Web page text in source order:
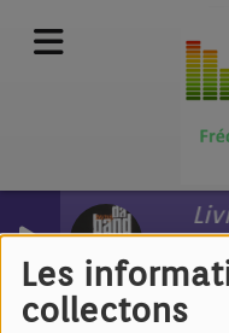
Les
collectons
Podcasts